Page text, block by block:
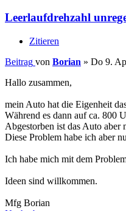
Leerlaufdrehzahl
Zitieren
Beitrag von Borian » Do 9.
Hallo zusammen,
mein Auto hat die Eigenheit
Während es dann auf ca. 800
Abgestorben ist das Auto aber
Diese Problem habe ich aber
Ich habe mich mit dem
Ideen sind willkommen.
Mfg Borian